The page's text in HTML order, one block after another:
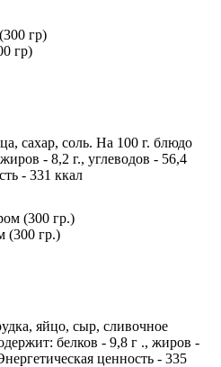
гр)
сахар, соль. На 100 г. блюдо
- 8,2 г., углеводов - 56,4
- 331 ккал
(300 гр.)
яйцо, сыр, сливочное
белков - 9,8 г ., жиров -
ценность - 335